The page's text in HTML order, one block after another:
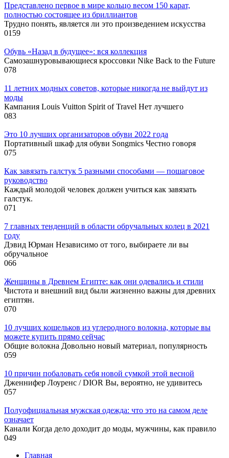
Представлено первое в мире кольцо весом 150 карат,
полностью состоящее из бриллиантов
Трудно понять, является ли это произведением искусства
0159
Обувь «Назад в будущее»: вся коллекция
Самозашнуровывающиеся кроссовки Nike Back to the Future
078
11 летних модных советов, которые никогда не выйдут из
моды
Кампания Louis Vuitton Spirit of Travel Нет лучшего
083
Это 10 лучших организаторов обуви 2022 года
Портативный шкаф для обуви Songmics Честно говоря
075
Как завязать галстук 5 разными способами — пошаговое
руководство
Каждый молодой человек должен учиться как завязать
галстук.
071
7 главных тенденций в области обручальных колец в 2021
году
Дэвид Юрман Независимо от того, выбираете ли вы
обручальное
066
Женщины в Древнем Египте: как они одевались и стили
Чистота и внешний вид были жизненно важны для древних
египтян.
070
10 лучших кошельков из углеродного волокна, которые вы
можете купить прямо сейчас
Общие волокна Довольно новый материал, популярность
059
10 причин побаловать себя новой сумкой этой весной
Дженнифер Лоуренс / DIOR Вы, вероятно, не удивитесь
057
Полуофициальная мужская одежда: что это на самом деле
означает
Канали Когда дело доходит до моды, мужчины, как правило
049
Главная